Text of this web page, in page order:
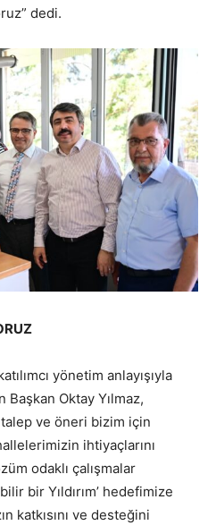
dedi.
yönetim anlayışıyla
Oktay Yılmaz,
ve öneri bizim için
ihtiyaçlarını
odaklı çalışmalar
bir Yıldırım’ hedefimize
katkısını ve desteğini